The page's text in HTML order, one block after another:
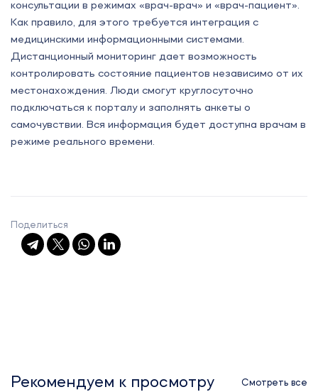
консультации в режимах «врач-врач» и «врач-пациент».
Как правило, для этого требуется интеграция с
медицинскими информационными системами.
Дистанционный мониторинг дает возможность
контролировать состояние пациентов независимо от их
местонахождения. Люди смогут круглосуточно
подключаться к порталу и заполнять анкеты о
самочувствии. Вся информация будет доступна врачам в
режиме реального времени.
Поделиться
Рекомендуем к просмотру Смотреть все